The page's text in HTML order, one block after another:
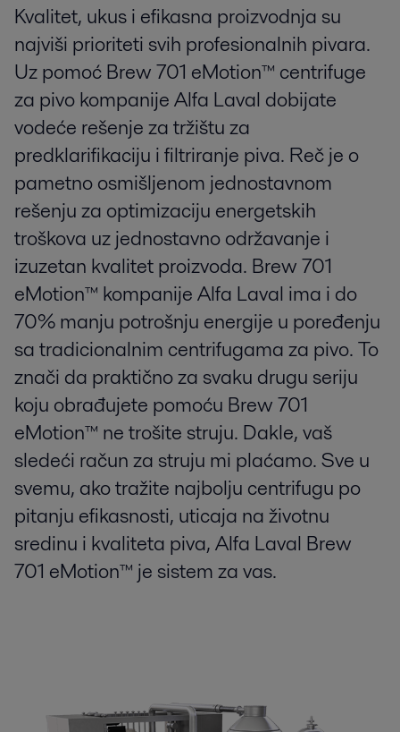
Kvalitet, ukus i efikasna proizvodnja su
najviši prioriteti svih profesionalnih pivara.
Uz pomoć Brew 701 eMotion™ centrifuge
za pivo kompanije Alfa Laval dobijate
vodeće rešenje za tržištu za
predklarifikaciju i filtriranje piva. Reč je o
pametno osmišljenom jednostavnom
rešenju za optimizaciju energetskih
troškova uz jednostavno održavanje i
izuzetan kvalitet proizvoda. Brew 701
eMotion™ kompanije Alfa Laval ima i do
70% manju potrošnju energije u poređenju
sa tradicionalnim centrifugama za pivo. To
znači da praktično za svaku drugu seriju
koju obrađujete pomoću Brew 701
eMotion™ ne trošite struju. Dakle, vaš
sledeći račun za struju mi plaćamo. Sve u
svemu, ako tražite najbolju centrifugu po
pitanju efikasnosti, uticaja na životnu
sredinu i kvaliteta piva, Alfa Laval Brew
701 eMotion™ je sistem za vas.